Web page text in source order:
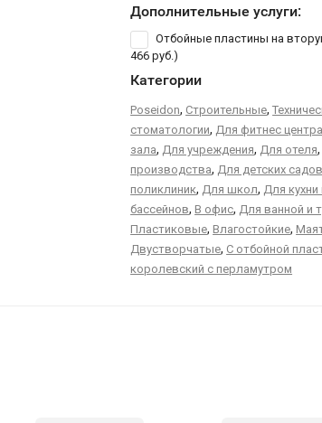
Дополнительные услуги:
Отбойные пластины на
466 руб.)
Категории
Poseidon, Строительные,
стоматологии, Для фитнес
зала, Для учреждения, Для отеля,
производства, Для детских
поликлиник, Для школ, Для
бассейнов, В офис, Для ванной и
Пластиковые, Влагостойкие,
Двустворчатые, С отбойной
королевский с перламутром